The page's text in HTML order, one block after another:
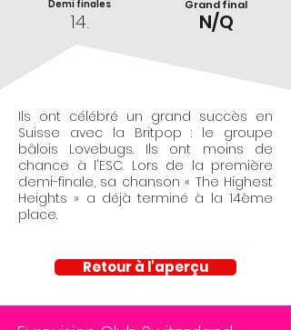
Demi finales
14.
Grand final
N/Q
Ils ont célébré un grand succès en
Suisse avec la Britpop : le groupe
bâlois Lovebugs. Ils ont moins de
chance à l'ESC. Lors de la première
demi-finale, sa chanson « The Highest
Heights » a déjà terminé à la 14ème
place.
Retour à l'aperçu